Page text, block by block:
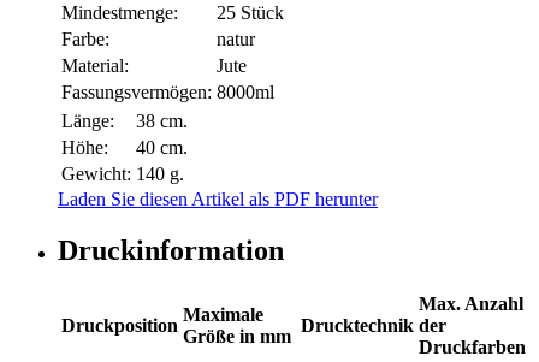
Mindestmenge:
25 Stück
Farbe:
natur
Material:
Jute
Fassungsvermögen: 8000ml
Länge:
38 cm.
Höhe:
40 cm.
Gewicht: 140 g.
Laden Sie diesen Artikel als PDF herunter
Druckinformation
Druckposition
Maximale
Größe in mm
Drucktechnik
Max. Anzahl
der
Druckfarben